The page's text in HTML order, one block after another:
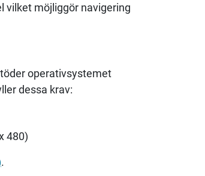
vilket möjliggör navigering
operativsystemet
dessa krav:
480)
.